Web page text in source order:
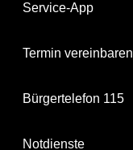
Service-App
Termin vereinbaren
Bürgertelefon 115
Notdienste